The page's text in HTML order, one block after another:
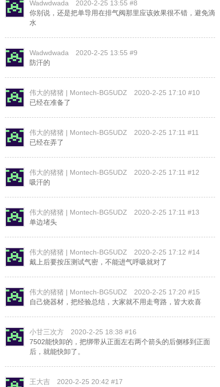
Wadwdwada
2020-2-25 13:55 #8
你别说，还是把单导用在排气阀那里应该效果很不错，避免滴
水
Wadwdwada
2020-2-25 13:55 #9
防汗的
伟大的猪猪 | Montech-BG5UDZ
2020-2-25 17:10 #10
已经在准备了
伟大的猪猪 | Montech-BG5UDZ
2020-2-25 17:11 #11
已经在弄了
伟大的猪猪 | Montech-BG5UDZ
2020-2-25 17:11 #12
吸汗的
伟大的猪猪 | Montech-BG5UDZ
2020-2-25 17:11 #13
单边堵头
伟大的猪猪 | Montech-BG5UDZ
2020-2-25 17:12 #14
戴上后要按压测试气密，不能进气呼吸就对了
伟大的猪猪 | Montech-BG5UDZ
2020-2-25 17:20 #15
自己烧器材，把经验总结，大家就不用走弯路，皆大欢喜
小甘三次方
2020-2-25 18:38 #16
7502能快卸的，把绑带从正面左右两个箭头的后侧移到正面
后，就能快卸了。
王大吉
2020-2-25 20:42 #17